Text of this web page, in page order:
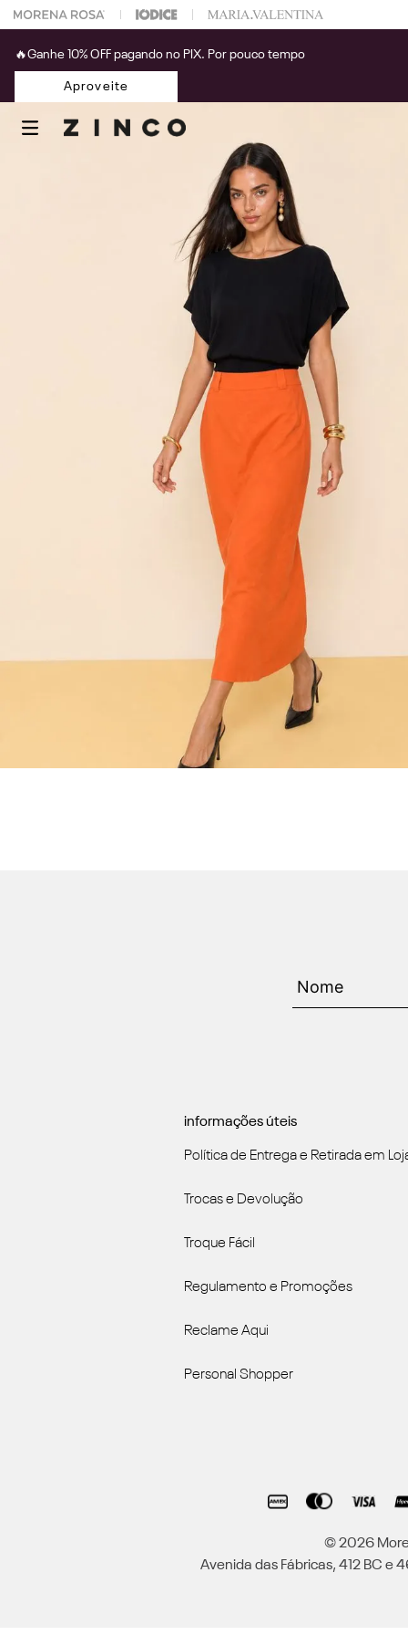
na sua 1° compra usando o cupom: PRIMEIRAZIN
🔥Ganhe 10% OFF pagando no PIX. Por pouco tempo
Aproveite
informações úteis
Política de Entrega e Retirada em
Trocas e Devolução
Troque Fácil
Regulamento e Promoções
Reclame Aqui
Personal Shopper
© 2026
Avenida das Fábricas, 412 BC e